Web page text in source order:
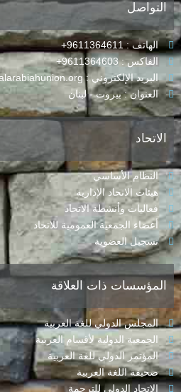
التواصل
الهاتف : 9611364611+
الفاكس : 9611364603+
البريد الإلكتروني : info@alarabiahunion.org
العنوان : بيروت - لبنان
الاتحاد
النظام الأساسي
هيئات الاتحاد الإدارية
فعاليات وأنشطة الاتحاد
أعضاء الجمعية العمومية للاتحاد
تسجيل العضوية
المؤسسات ذات العلاقة
المجلس الدولي للغة العربية
الجمعية الدولية لأقسام العربية
المؤتمر الدولي للغة العربية
صحيفة اللغة العربية
الاتحاد الدولي للترجمة